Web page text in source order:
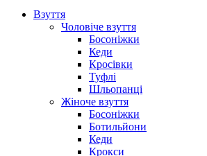
Взуття
Чоловіче взуття
Босоніжки
Кеди
Кросівки
Туфлі
Шльопанці
Жіноче взуття
Босоніжки
Ботильйони
Кеди
Крокси